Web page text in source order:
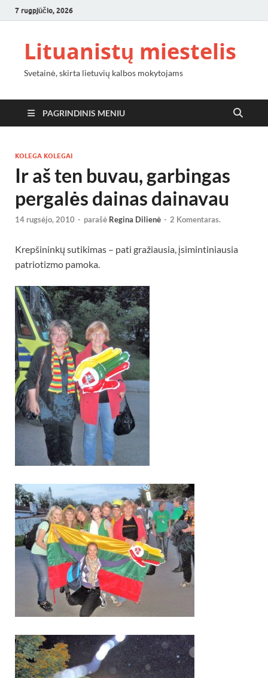
7 rugpjūčio, 2026
Lituanistų miestelis
Svetainė, skirta lietuvių kalbos mokytojams
PAGRINDINIS MENIU
KOLEGA KOLEGAI
Ir aš ten buvau, garbingas
pergalės dainas dainavau
14 rugsėjo, 2010 - parašė Regina Dilienė - 2 Komentaras.
Krepšininkų sutikimas – pati gražiausia, įsimintiniausia
patriotizmo pamoka.